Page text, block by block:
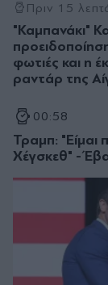
Πριν 15
"Καμπανάκι"
φωτιές και η
ραντάρ της
00:58
Τραμπ: "Είμαι
Χέγσκεθ" -